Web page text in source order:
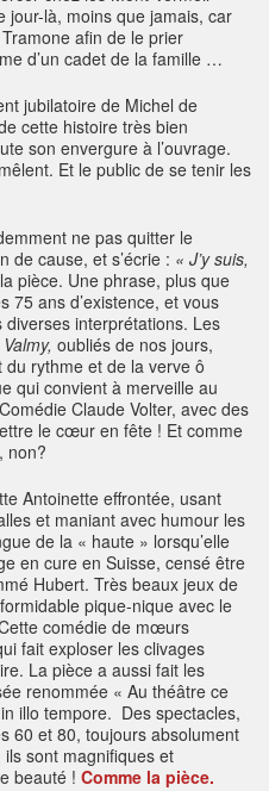
jour-là, moins que jamais, car
afin de le prier
d’un cadet de la famille …
jubilatoire de Michel de
cette histoire très bien
son envergure à l’ouvrage.
Et le public de se tenir les
ne pas quitter le
de cause, et s’écrie : « J’y suis,
pièce. Une phrase, plus que
75 ans d’existence, et vous
interprétations. Les
oubliés de nos jours,
rythme et de la verve ô
qui convient à merveille au
Claude Volter, avec des
le cœur en fête ! Et comme
non?
Antoinette effrontée, usant
et maniant avec humour les
de la « haute » lorsqu’elle
en cure en Suisse, censé être
Hubert. Très beaux jeux de
pique-nique avec le
comédie de mœurs
fait exploser les clivages
La pièce a aussi fait les
renommée « Au théâtre ce
illo tempore. Des spectacles,
60 et 80, toujours absolument
sont magnifiques et
beauté ! Comme la pièce.